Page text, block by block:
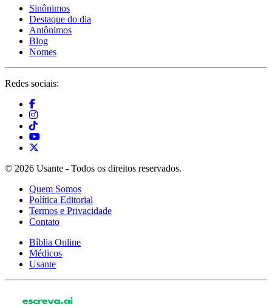
Sinônimos
Destaque do dia
Antônimos
Blog
Nomes
Redes sociais:
© 2026 Usante - Todos os direitos reservados.
Quem Somos
Política Editorial
Termos e Privacidade
Contato
Bíblia Online
Médicos
Usante